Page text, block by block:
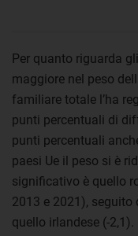
Per quanto riguarda
maggiore nel peso
familiare totale l’ha
punti percentuali di
punti percentuali
paesi Ue il peso si è
significativo è quello
2013 e 2021), seguito
quello irlandese (-2,1).